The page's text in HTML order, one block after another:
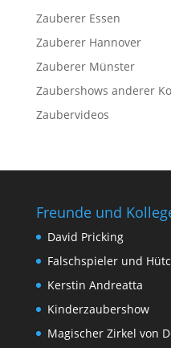
Zauberer Essen
Zauberer Hannover
Zauberer Münster
Zaubershows anderer
Zaubervideos
Freunde und
David Pricking
Falschspieler und
Kerstin Andreatta
Kinderzaubershow
Magischer Zirkel von